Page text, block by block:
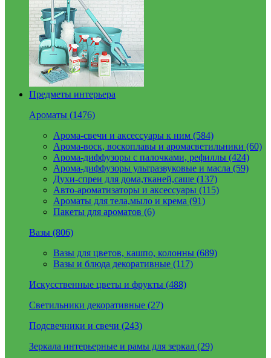
Предметы интерьера
Ароматы (1476)
Арома-свечи и аксессуары к ним (584)
Арома-воск, воскоплавы и аромасветильники (60)
Арома-диффузоры с палочками, рефиллы (424)
Арома-диффузоры ультразвуковые и масла (59)
Духи-спреи для дома,тканей,саше (137)
Авто-ароматизаторы и аксессуары (115)
Ароматы для тела,мыло и крема (91)
Пакеты для ароматов (6)
Вазы (806)
Вазы для цветов, кашпо, колонны (689)
Вазы и блюда декоративные (117)
Искусственные цветы и фрукты (488)
Светильники декоративные (27)
Подсвечники и свечи (243)
Зеркала интерьерные и рамы для зеркал (29)